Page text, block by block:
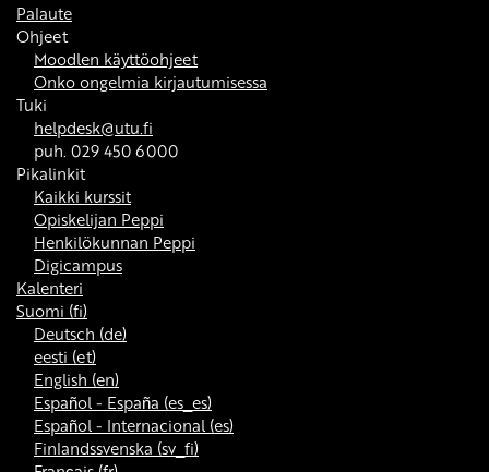
Palaute
Ohjeet
Moodlen käyttöohjeet
Onko ongelmia kirjautumisessa
Tuki
helpdesk@utu.fi
puh. 029 450 6000
Pikalinkit
Kaikki kurssit
Opiskelijan Peppi
Henkilökunnan Peppi
Digicampus
Kalenteri
Suomi ‎(fi)‎
Deutsch ‎(de)‎
eesti ‎(et)‎
English ‎(en)‎
Español - España ‎(es_es)‎
Español - Internacional ‎(es)‎
Finlandssvenska ‎(sv_fi)‎